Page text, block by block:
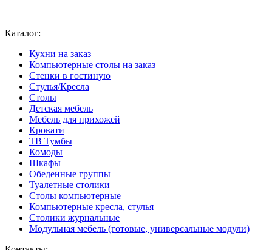
Каталог:
Кухни на заказ
Компьютерные столы на заказ
Стенки в гостиную
Стулья/Кресла
Столы
Детская мебель
Мебель для прихожей
Кровати
ТВ Тумбы
Комоды
Шкафы
Обеденные группы
Туалетные столики
Столы компьютерные
Компьютерные кресла, стулья
Столики журнальные
Модульная мебель (готовые, универсальные модули)